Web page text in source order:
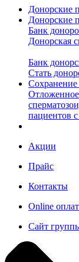
Донорские
Донорские
Банк
Донорская
Банк
Стать
Сохранение
пациентов
Акции
Прайс
Контакты
Online
Сайт